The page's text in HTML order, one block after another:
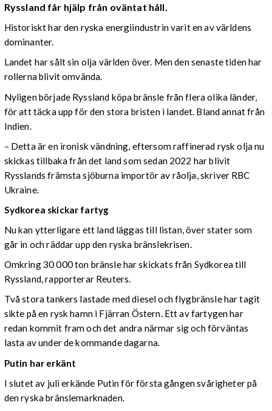
Ryssland får hjälp från oväntat håll.
Historiskt har den ryska energiindustrin varit en av världens
dominanter.
Landet har sålt sin olja världen över. Men den senaste tiden har
rollerna blivit omvända.
Nyligen började Ryssland köpa bränsle från flera olika länder,
för att täcka upp för den stora bristen i landet. Bland annat från
Indien.
– Detta är en ironisk vändning, eftersom raffinerad rysk olja nu
skickas tillbaka från det land som sedan 2022 har blivit
Rysslands främsta sjöburna importör av råolja, skriver RBC
Ukraine.
Sydkorea skickar fartyg
Nu kan ytterligare ett land läggas till listan, över stater som
går in och räddar upp den ryska bränslekrisen.
Omkring 30 000 ton bränsle har skickats från Sydkorea till
Ryssland, rapporterar Reuters.
Två stora tankers lastade med diesel och flygbränsle har tagit
sikte på en rysk hamn i Fjärran Östern. Ett av fartygen har
redan kommit fram och det andra närmar sig och förväntas
lasta av under de kommande dagarna.
Putin har erkänt
I slutet av juli erkände Putin för första gången svårigheter på
den ryska bränslemarknaden.